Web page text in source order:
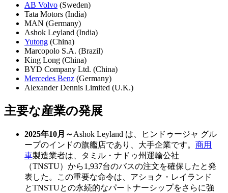
AB Volvo (Sweden)
Tata Motors (India)
MAN (Germany)
Ashok Leyland (India)
Yutong (China)
Marcopolo S.A. (Brazil)
King Long (China)
BYD Company Ltd. (China)
Mercedes Benz (Germany)
Alexander Dennis Limited (U.K.)
主要な産業の発展
2025年10月～Ashok Leyland は、ヒンドゥージャ グル
ープのインドの旗艦店であり、大手企業です。 商用
車製造業者は、タミル・ナドゥ州運輸公社
（TNSTU）から1,937台のバスの注文を確保したと発
表した。この重要な命令は、アショク・レイランド
とTNSTUとの永続的なパートナーシップをさらに強